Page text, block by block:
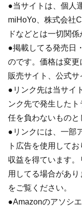
●当サイトは、個人
miHoYo、株式会社
ドなどとは一切関係
●掲載してる発売日
のです。価格は変
販売サイト、公式サ
●リンク先は当サイ
ンク先で発生した
任を負わないものと
●リンクには、一部
ト広告を使用して
収益を得ています
用してる場合があ
をご覧ください。
●Amazonのアソシ